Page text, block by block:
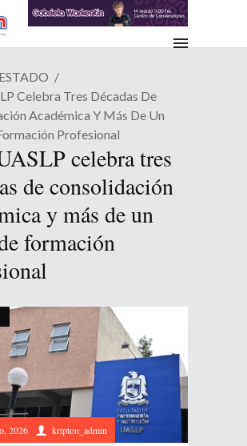
ESTADO
Celebra Tres Décadas De
Académica Y Más De Un
Profesional
celebra tres
de consolidación
y más de un
formación
2026 kripton_admin